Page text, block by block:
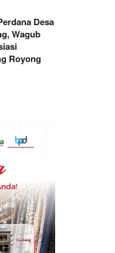
Desa
Wagub
Royong